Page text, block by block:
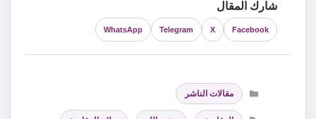
شارك المقال
Facebook
X
Telegram
WhatsApp
التصنيفات
مقالات الناشر
الوسوم